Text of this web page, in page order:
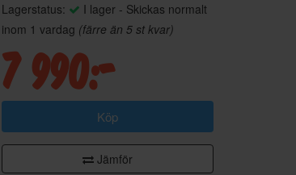
Lagerstatus:
I lager - Skickas normalt
inom 1 vardag (färre än 5 st kvar)
7 990:-
Köp
Jämför